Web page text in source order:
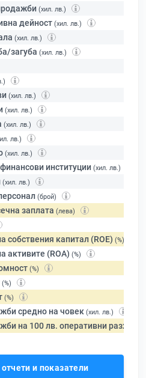
(хил. лв.)
дейност (хил. лв.)
(хил. лв.)
загуба (хил. лв.)
(хил. лв.)
(хил. лв.)
(хил. лв.)
лв.)
(хил. лв.)
институции (хил. лв.)
(хил. лв.)
(брой)
заплата (лева)
собствения капитал (ROE) (%)
активите (ROA) (%)
(%)
(%)
(%)
средно на човек (хил. лв.)
на 100 лв. оперативни разходи
и показатели